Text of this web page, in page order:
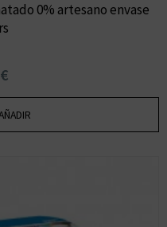
0% artesano envase